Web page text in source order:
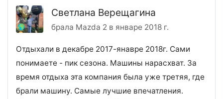
Светлана Верещагина
брала Mazda 2 в январе 2018 г.
Отдыхали в декабре 2017-янавре 2018г. Сами
понимаете - пик сезона. Машины нарасхват. За
время отдыха эта компания была уже третяя, где
брали машину. Самые лучшие впечатления.